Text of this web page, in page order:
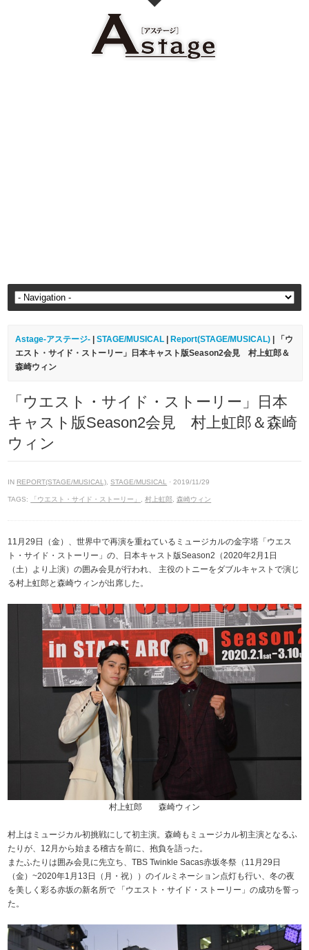
Astage-アステージ- |STAGE/MUSICAL Report(STAGE/MUSICAL) | 「ウ
エスト・サイド・ストーリー」日本キャスト版Season2会見 村上虹郎＆
森崎ウィン
「ウエスト・サイド・ストーリー」日本
キャスト版Season2会見 村上虹郎＆森崎
ウィン
IN REPORT(STAGE/MUSICAL) ,STAGE/MUSICAL · 2019/11/29
TAGS: 「ウエスト・サイド・ストーリー」 ,村上虹郎 ,森崎ウィン
11月29日（金）、世界中で再演を重ねているミュージカルの金字塔「ウエス
ト・サイド・ストーリー」の、日本キャスト版Season2（2020年2月1日
（土）より上演）の囲み会見が行われ、 主役のトニーをダブルキャストで演じ
る村上虹郎と森崎ウィンが出席した。
村上虹郎 森崎ウィン
村上はミュージカル初挑戦にして初主演。森崎もミュージカル初主演となるふ
たりが、12月から始まる稽古を前に、抱負を語った。
またふたりは囲み会見に先立ち、TBS Twinkle Sacas赤坂冬祭（11月29日
（金）~2020年1月13日（月・祝））のイルミネーション点灯も行い、冬の夜
を美しく彩る赤坂の新名所で 「ウエスト・サイド・ストーリー」の成功を誓っ
た。